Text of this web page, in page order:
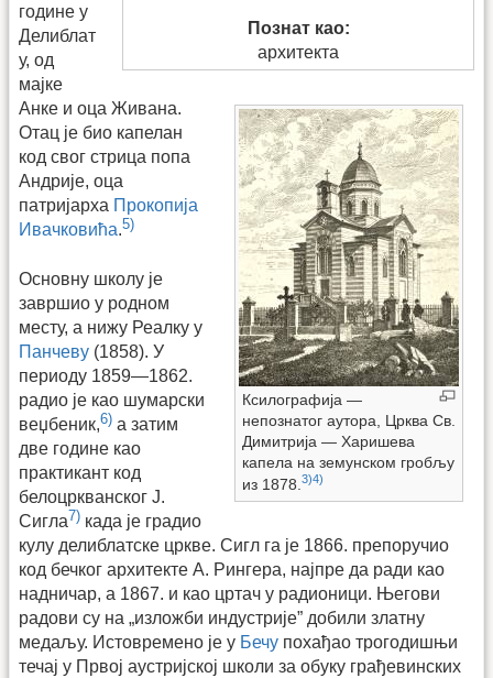
Познат као:
архитекта
Ксилографија —
непознатог аутора, Црква Св.
Димитрија — Ха­ришева
капела на земунском гробљу
из 1878. 3)4)
године у
Делиблат
у, од
мајке
Анке и оца Живана.
Отац је био капелан
код свог стрица попа
Андрије, оца
патријарха Прокопија
Ивачковића.5)
Основну школу је
завршио у родном
месту, а нижу Реалку у
Панчеву (1858). У
периоду 1859—1862.
радио је као шумарски
веџбеник,6) а затим
две године као
практикант код
белоцркванског Ј.
Сигла7) када је градио
кулу делиблатске цркве. Сигл га је 1866. препоручио
код бечког архитекте А. Рингера, најпре да ради као
надничар, а 1867. и као цртач у радионици. Његови
радови су на „изложби индустрије” добили златну
медаљу. Истовремено је у Бечу похађао трогодишњи
течај у Првој аустријској школи за обуку грађевинских